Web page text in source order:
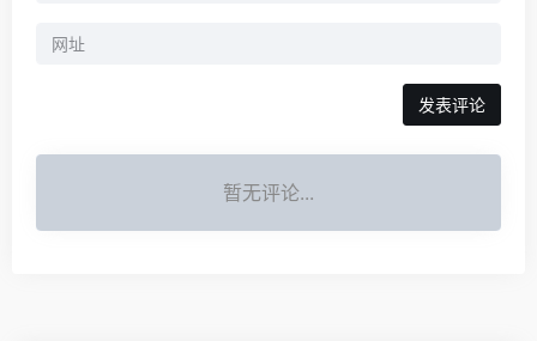
暂无评论...